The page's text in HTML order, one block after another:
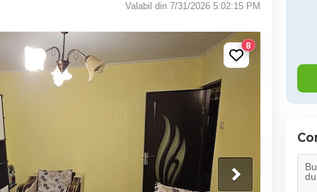
Valabil din 7/31/2026 5:02:15 PM
8